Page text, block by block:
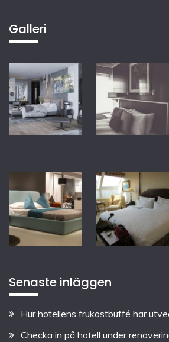
Galleri
Senaste inläggen
Hur hotellens frukostbuffé har
Checka in på hotell under